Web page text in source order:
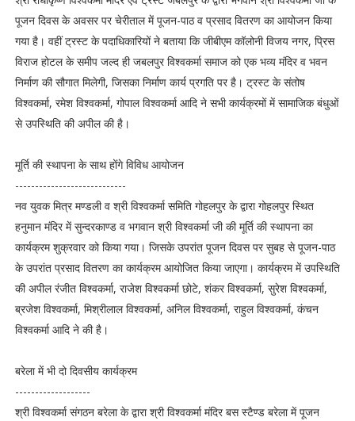
पूजन दिवस के अवसर पर चेरीताल में पूजन-पाठ व प्रसाद वितरण का आयोजन किया
गया है। वहीं ट्रस्ट के पदाधिकारियों ने बताया कि जीबीएम कॉलोनी विजय नगर, प्रिस
विराज होटल के समीप जल्द ही जबलपुर विश्वकर्मा समाज को एक भव्य मंदिर व भवन
निर्माण की सौगात मिलेगी, जिसका निर्माण कार्य प्रगति पर है। ट्रस्ट के संतोष
विश्वकर्मा, रमेश विश्वकर्मा, गोपाल विश्वकर्मा आदि ने सभी कार्यक्रमों में सामाजिक बंधुओं
से उपस्थिति की अपील की है।
मूर्ति की स्थापना के साथ होंगे विविध आयोजन
----------------------------
नव युवक मित्र मण्डली व श्री विश्वकर्मा समिति गोहलपुर के द्वारा गोहलपुर स्थित
हनुमान मंदिर में सुन्दरकाण्ड व भगवान श्री विश्वकर्मा जी की मूर्ति की स्थापना का
कार्यक्रम शुक्रवार को किया गया। जिसके उपरांत पूजन दिवस पर सुबह से पूजन-पाठ
के उपरांत प्रसाद वितरण का कार्यक्रम आयोजित किया जाएगा। कार्यक्रम में उपस्थिति
की अपील रंजीत विश्वकर्मा, राजेश विश्वकर्मा छोटे, शंकर विश्वकर्मा, सुरेश विश्वकर्मा,
ब्रजेश विश्वकर्मा, मिश्रीलाल विश्वकर्मा, अनिल विश्वकर्मा, राहुल विश्वकर्मा, कंचन
विश्वकर्मा आदि ने की है।
बरेला में भी दो दिवसीय कार्यक्रम
-------------------
श्री विश्वकर्मा संगठन बरेला के द्वारा श्री विश्वकर्मा मंदिर बस स्टैण्ड बरेला में पूजन